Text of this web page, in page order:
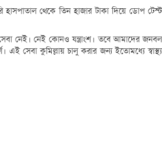
হাসপাতাল থেকে তিন হাজার টাকা দিয়ে ডোপ টেস্ট
নেই। নেই কোনও যন্ত্রাংশ। তবে আমাদের জনবল
এই সেবা কুমিল্লায় চালু করার জন্য ইতোমধ্যে স্বাস্থ্য